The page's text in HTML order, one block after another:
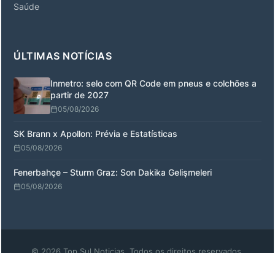
Saúde
ÚLTIMAS NOTÍCIAS
Inmetro: selo com QR Code em pneus e colchões a
partir de 2027
05/08/2026
SK Brann x Apollon: Prévia e Estatísticas
05/08/2026
Fenerbahçe – Sturm Graz: Son Dakika Gelişmeleri
05/08/2026